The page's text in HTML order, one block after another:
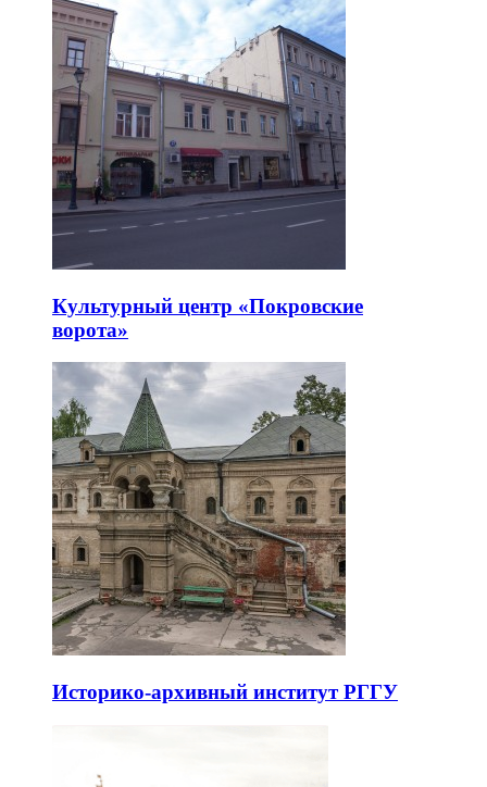
Культурный центр «Покровские
ворота»
Историко-архивный институт РГГУ